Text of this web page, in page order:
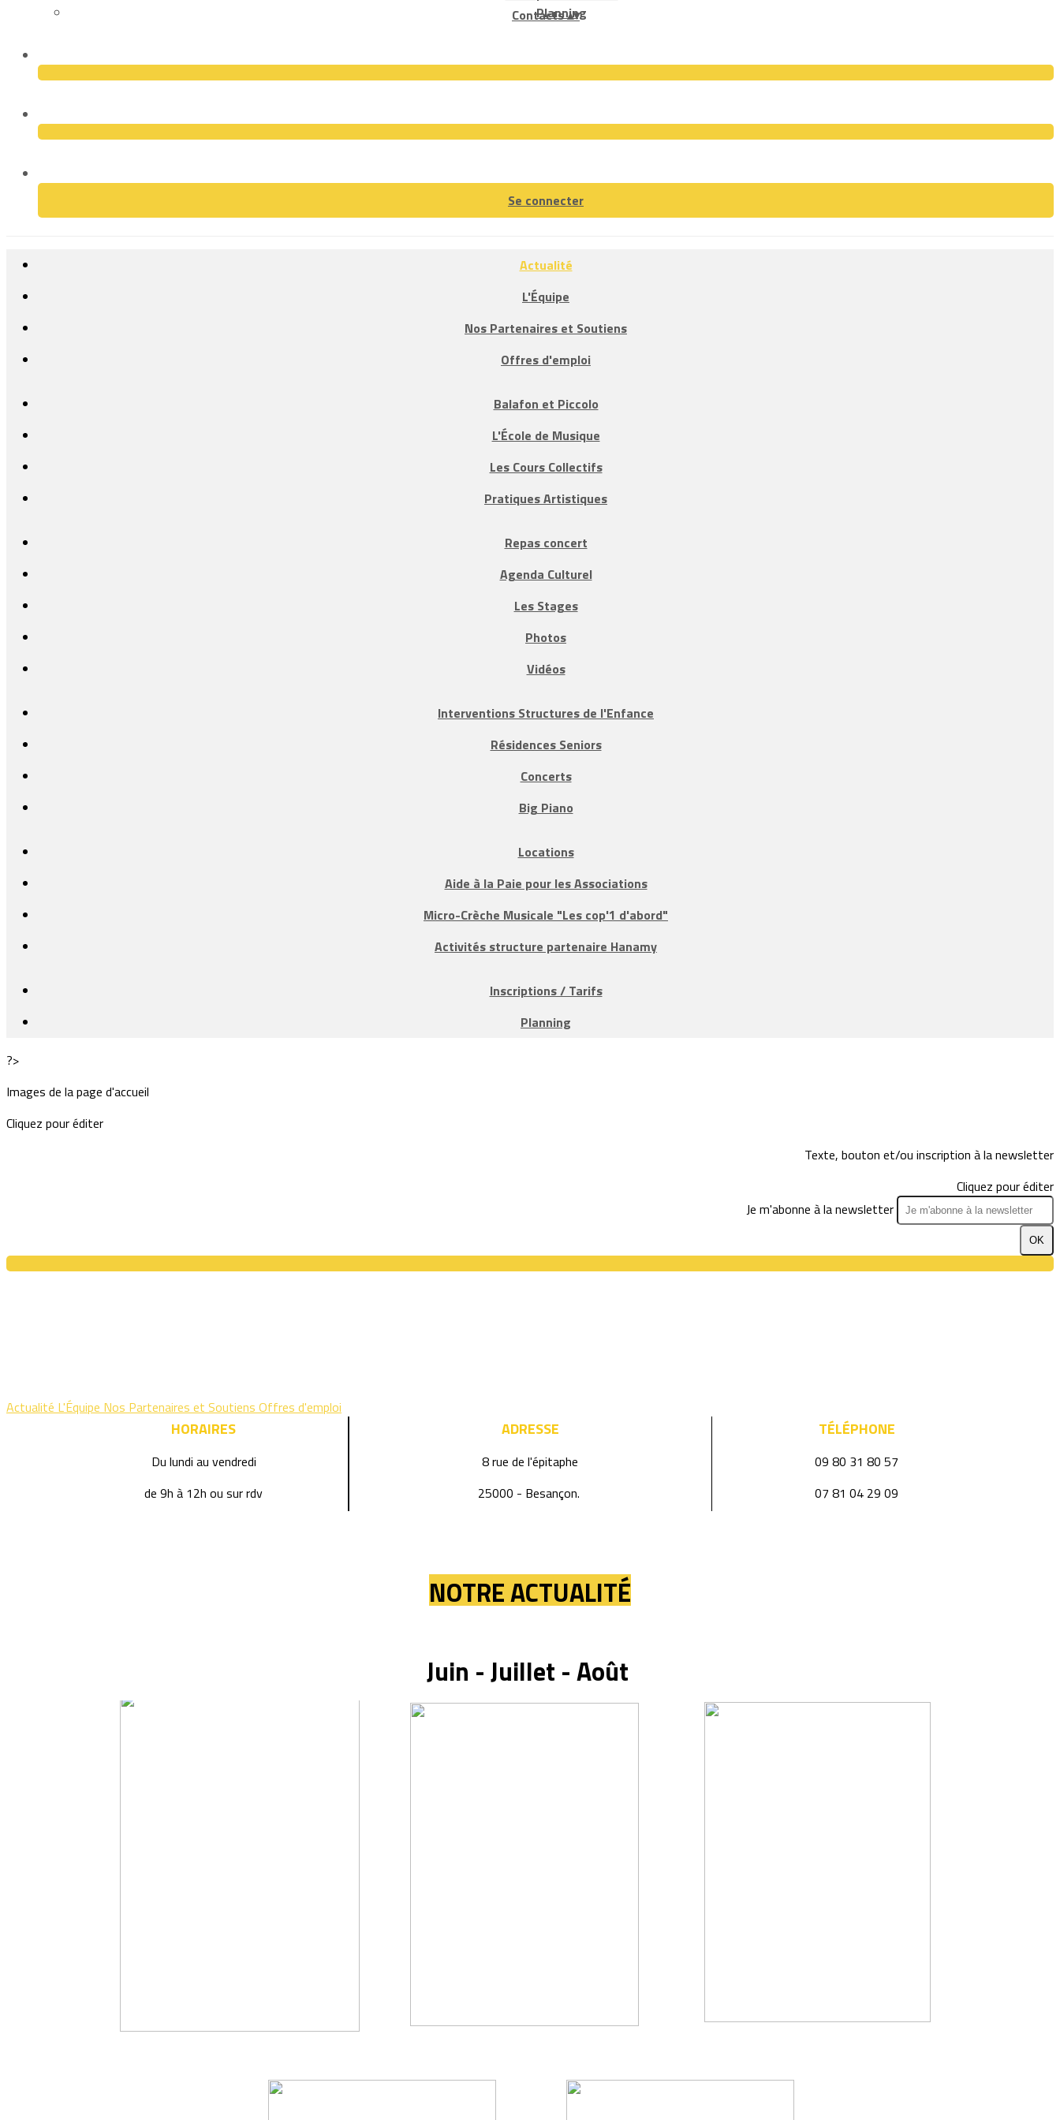
Planning
Contacts▴▾
Se connecter
Actualité
L'Équipe
Nos Partenaires et Soutiens
Offres d'emploi
Balafon et Piccolo
L'École de Musique
Les Cours Collectifs
Pratiques Artistiques
Repas concert
Agenda Culturel
Les Stages
Photos
Vidéos
Interventions Structures de l'Enfance
Résidences Seniors
Concerts
Big Piano
Locations
Aide à la Paie pour les Associations
Micro-Crèche Musicale "Les cop'1 d'abord"
Activités structure partenaire Hanamy
Inscriptions / Tarifs
Planning
?>
Images de la page d'accueil
Cliquez pour éditer
Texte, bouton et/ou inscription à la newsletter
Cliquez pour éditer
Je m'abonne à la newsletter
OK
Actualité L'Équipe Nos Partenaires et Soutiens Offres d'emploi
HORAIRES
Du lundi au vendredi
de 9h à 12h ou sur rdv
ADRESSE
8 rue de l'épitaphe
25000 - Besançon.
TÉLÉPHONE
09 80 31 80 57
07 81 04 29 09
NOTRE ACTUALITÉ
Juin - Juillet - Août